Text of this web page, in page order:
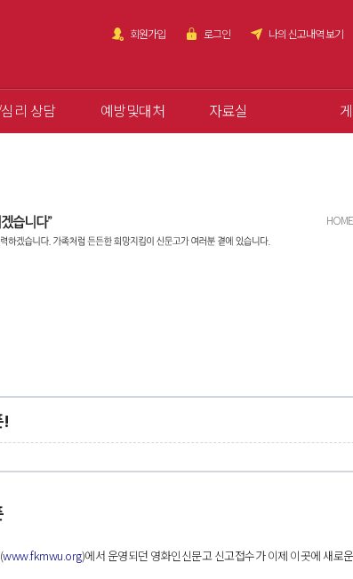
회원가입 로그인 나의 신고내역 보기
리 상담 예방및대처 자료실
!
www.fkmwu.org)에서 운영되던 영화인신문고 신고접수가 이제 이곳에 새로